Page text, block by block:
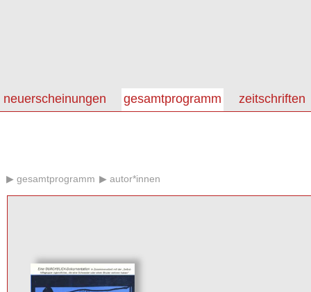
neuerscheinungen gesamtprogramm zeitschriften
gesamtprogramm autor*innen